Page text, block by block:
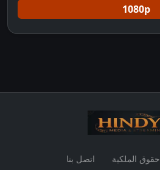
1080p
حقوق الملكية اتصل بنا